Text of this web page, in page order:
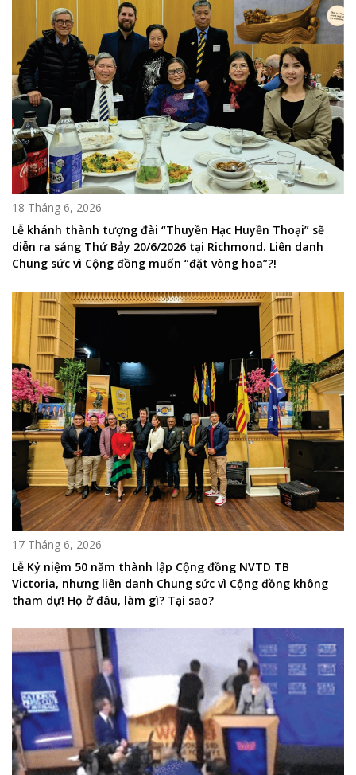
18 Tháng 6, 2026
Lễ khánh thành tượng đài “Thuyền Hạc Huyền Thoại” sẽ
diễn ra sáng Thứ Bảy 20/6/2026 tại Richmond. Liên danh
Chung sức vì Cộng đồng muốn “đặt vòng hoa”?!
17 Tháng 6, 2026
Lễ Kỷ niệm 50 năm thành lập Cộng đồng NVTD TB
Victoria, nhưng liên danh Chung sức vì Cộng đồng không
tham dự! Họ ở đâu, làm gì? Tại sao?